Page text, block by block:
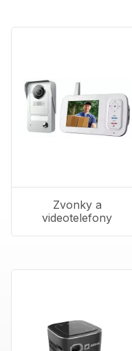
Zvonky a
videotelefony